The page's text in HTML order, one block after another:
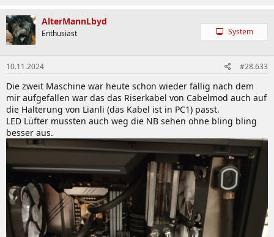
AlterMannLbyd
Enthusiast System
10.11.2024 #28.633
Die zweit Maschine war heute schon wieder fällig nach dem
mir aufgefallen war das das Riserkabel von Cabelmod auch auf
die Halterung von Lianli (das Kabel ist in PC1) passt.
LED Lüfter mussten auch weg die NB sehen ohne bling bling
besser aus.